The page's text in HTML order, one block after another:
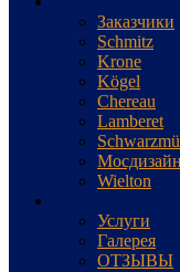
Заказчики
Schmitz
Krone
Kögel
Chereau
Lamberet
Wielton
Услуги
Галерея
ОТЗЫВЫ